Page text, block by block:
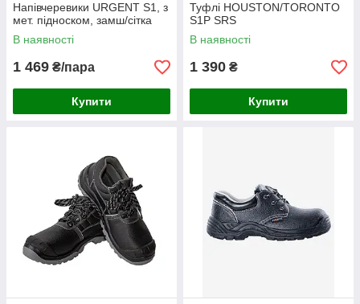
Напівчеревики URGENT S1, з
мет. підноском, замш/сітка
В наявності
1 469 ₴/пара
Купити
Туфлі HOUSTON/TORONTO
S1P SRS
В наявності
1 390 ₴
Купити